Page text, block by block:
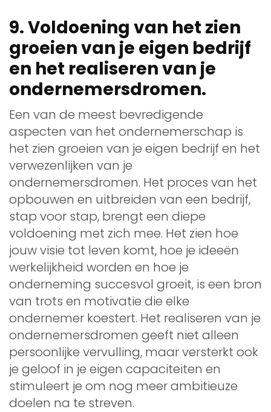
9. Voldoening van het zien
groeien van je eigen bedrijf
en het realiseren van je
ondernemersdromen.
Een van de meest bevredigende
aspecten van het ondernemerschap is
het zien groeien van je eigen bedrijf en het
verwezenlijken van je
ondernemersdromen. Het proces van het
opbouwen en uitbreiden van een bedrijf,
stap voor stap, brengt een diepe
voldoening met zich mee. Het zien hoe
jouw visie tot leven komt, hoe je ideeën
werkelijkheid worden en hoe je
onderneming succesvol groeit, is een bron
van trots en motivatie die elke
ondernemer koestert. Het realiseren van je
ondernemersdromen geeft niet alleen
persoonlijke vervulling, maar versterkt ook
je geloof in je eigen capaciteiten en
stimuleert je om nog meer ambitieuze
doelen na te streven.